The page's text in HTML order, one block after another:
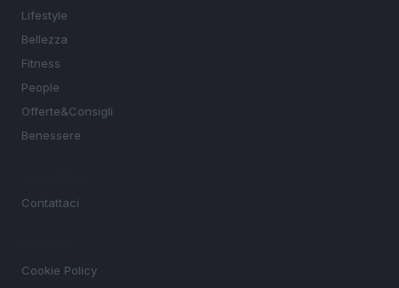
Lifestyle
Bellezza
Fitness
People
Offerte&Consigli
Benessere
Contattaci
Cookie Policy